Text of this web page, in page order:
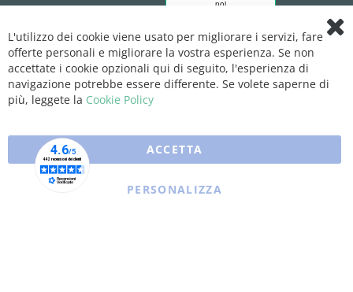
L'utilizzo dei cookie viene usato per migliorare i servizi, fare
offerte personali e migliorare la vostra esperienza. Se non
accettate i cookie opzionali qui di seguito, l'esperienza di
navigazione potrebbe essere differente. Se volete saperne di
più, leggete la Cookie Policy
ACCETTA
PERSONALIZZA